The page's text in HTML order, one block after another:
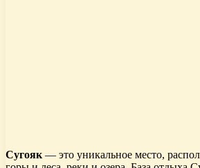
Сугояк — это уникальное место,